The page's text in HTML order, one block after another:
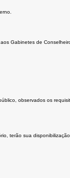
Gabinetes de
observados os
terão sua